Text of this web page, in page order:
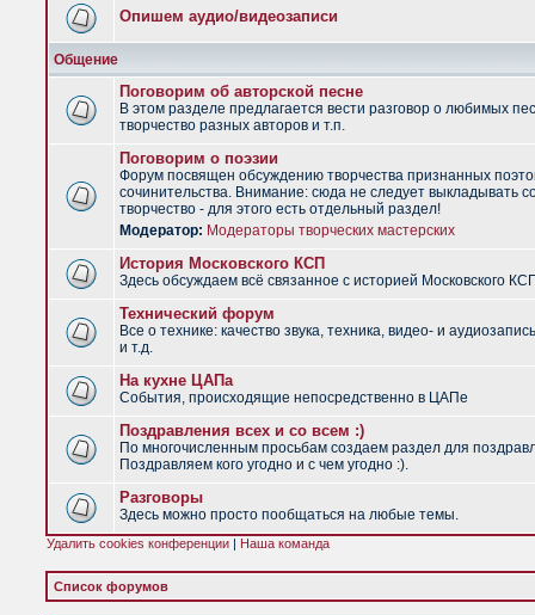
Опишем аудио/видеозаписи
Общение
Поговорим об авторской песне
В этом разделе предлагается вести разговор о любимых
творчество разных авторов и т.п.
Поговорим о поэзии
Форум посвящен обсуждению творчества признанных
сочинительства. Внимание: сюда не следует выкладывать
творчество - для этого есть отдельный раздел!
Модератор: Модераторы творческих мастерских
История Московского КСП
Здесь обсуждаем всё связанное с историей Московского
Технический форум
Все о технике: качество звука, техника, видео- и
и т.д.
На кухне ЦАПа
События, происходящие непосредственно в ЦАПе
Поздравления всех и со всем :)
По многочисленным просьбам создаем раздел для
Поздравляем кого угодно и с чем угодно :).
Разговоры
Здесь можно просто пообщаться на любые темы.
Удалить cookies конференции | Наша команда
Список форумов